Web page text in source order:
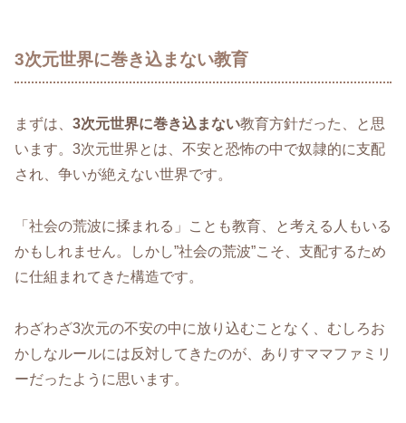
3次元世界に巻き込まない教育
まずは、 3次元世界に巻き込まない教育方針だった、と思
います。3次元世界とは、不安と恐怖の中で奴隷的に支配
され、争いが絶えない世界です。
「社会の荒波に揉まれる」ことも教育、と考える人もいる
かもしれません。しかし”社会の荒波”こそ、支配するため
に仕組まれてきた構造です。
わざわざ3次元の不安の中に放り込むことなく、むしろお
かしなルールには反対してきたのが、ありすママファミリ
ーだったように思います。